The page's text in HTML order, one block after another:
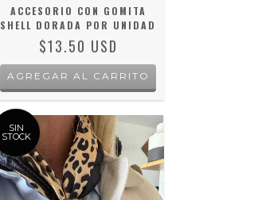
ACCESORIO CON GOMITA
SHELL DORADA POR UNIDAD
$13.50 USD
SIN
STOCK